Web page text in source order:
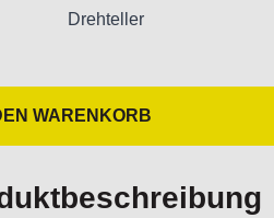
Drehteller
WARENKORB